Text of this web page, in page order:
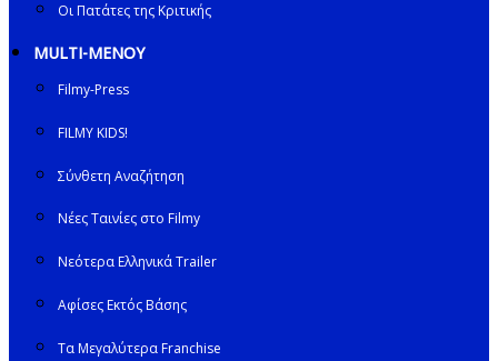
Οι Πατάτες της Κριτικής
MULTI-ΜΕΝΟΥ
Filmy-Press
FILMY KIDS!
Σύνθετη Αναζήτηση
Νέες Ταινίες στο Filmy
Νεότερα Ελληνικά Trailer
Αφίσες Εκτός Βάσης
Τα Μεγαλύτερα Franchise